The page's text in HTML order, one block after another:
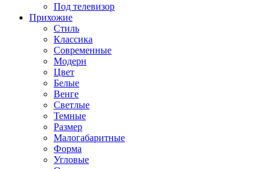
Под телевизор
Прихожие
Стиль
Классика
Современные
Модерн
Цвет
Белые
Венге
Светлые
Темные
Размер
Малогабаритные
Форма
Угловые